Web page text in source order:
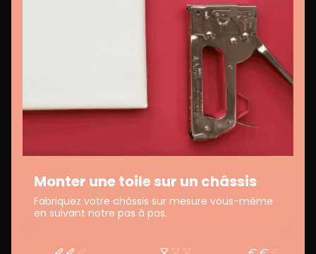
Monter une toile sur un châssis
Fabriquez votre châssis sur mesure vous-même
en suivant notre pas à pas.